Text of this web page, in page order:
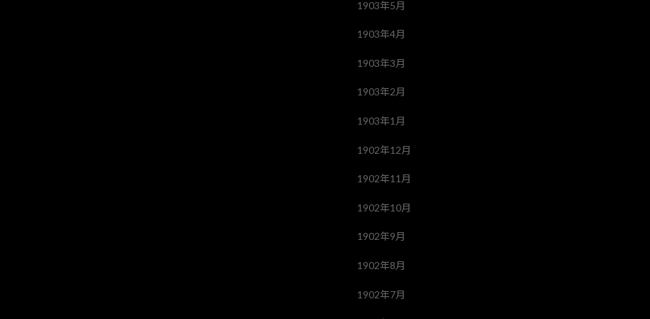
1903年5月
1903年4月
1903年3月
1903年2月
1903年1月
1902年12月
1902年11月
1902年10月
1902年9月
1902年8月
1902年7月